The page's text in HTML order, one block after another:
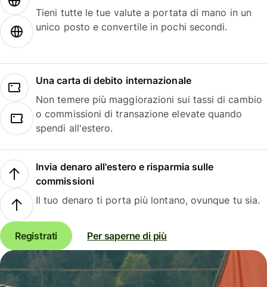
Tieni tutte le tue valute a portata di mano in un
unico posto e convertile in pochi secondi.
Una carta di debito internazionale
Non temere più maggiorazioni sui tassi di cambio
o commissioni di transazione elevate quando
spendi all'estero.
Invia denaro all'estero e risparmia sulle
commissioni
Il tuo denaro ti porta più lontano, ovunque tu sia.
Registrati Per saperne di più